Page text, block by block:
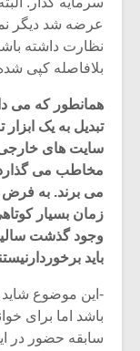
عرضه شد دیگر
نظارت داشته
بلافاصله کپی
همانطور که می
تبدیل به یک
سایت های
مخاطب می گذارد
می برند. به فرض
زمان بسیار
وجود گذشت
باید
-این موضوع شاید
سابقه حضور در